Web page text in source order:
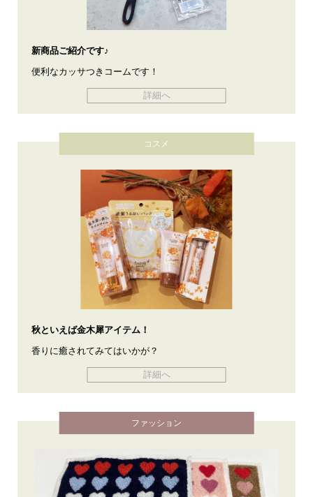
新商品ご紹介です♪
便利なカッサつきコームです！
詳細へ
コスメ
秋といえば金木犀アイテム！
香りに癒されてみてはいかが？
詳細へ
ファッション